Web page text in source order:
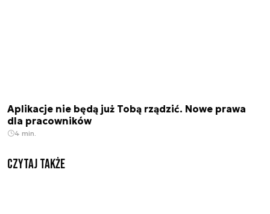
Aplikacje nie będą już Tobą rządzić. Nowe prawa
dla pracowników
4 min.
Czytaj także